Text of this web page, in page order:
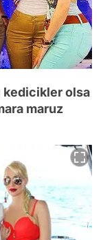
kedicikler olsa
maruz